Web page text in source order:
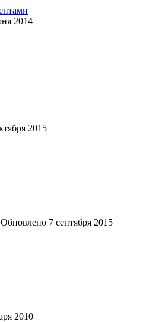
2014
2015
Обновлено 7 сентября 2015
2010